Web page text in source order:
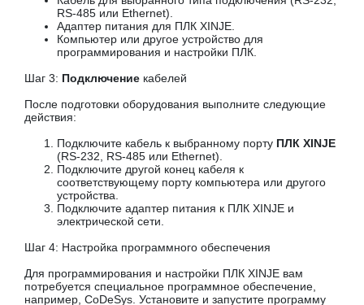
RS-485 или Ethernet).
Адаптер питания для ПЛК XINJE.
Компьютер или другое устройство для
программирования и настройки ПЛК.
Шаг 3: Подключение кабелей
После подготовки оборудования выполните следующие
действия:
Подключите кабель к выбранному порту ПЛК XINJE
(RS-232, RS-485 или Ethernet).
Подключите другой конец кабеля к
соответствующему порту компьютера или другого
устройства.
Подключите адаптер питания к ПЛК XINJE и
электрической сети.
Шаг 4: Настройка программного обеспечения
Для программирования и настройки ПЛК XINJE вам
потребуется специальное программное обеспечение,
например, CoDeSys. Установите и запустите программу